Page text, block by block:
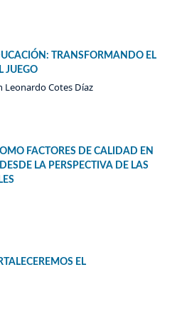
TRANSFORMANDO EL
JUEGO
Leonardo Cotes Díaz
FACTORES DE CALIDAD EN
LA PERSPECTIVA DE LAS
EL